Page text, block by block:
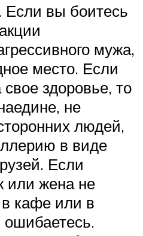
Если вы боитесь
мужа,
место. Если
здоровье, то
не
людей,
в виде
Если
или жена не
в кафе или в
ошибаетесь.